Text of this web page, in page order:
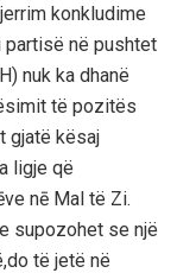
konkludime
në pushtet
nuk ka dhanë
të pozitës
gjatë kësaj
ligje që
nē Mal të Zi.
supozohet se një
të jetë në